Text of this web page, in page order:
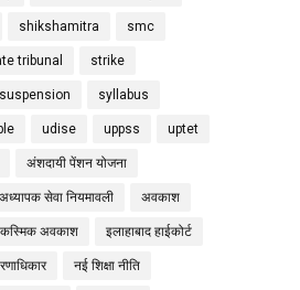
shikshamitra smc
tribunal strike
suspension syllabus
udise uppss uptet
अंशदायी पेंशन योजना
अध्यापक सेवा नियमावली अवकाश
अवकाश इलाहाबाद हाईकोर्ट
नई शिक्षा नीति